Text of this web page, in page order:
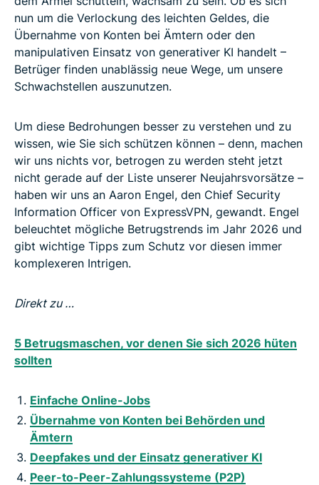
nun um die Verlockung des leichten Geldes, die
Übernahme von Konten bei Ämtern oder den
manipulativen Einsatz von generativer KI handelt –
Betrüger finden unablässig neue Wege, um unsere
Schwachstellen auszunutzen.
Um diese Bedrohungen besser zu verstehen und zu
wissen, wie Sie sich schützen können – denn, machen
wir uns nichts vor, betrogen zu werden steht jetzt
nicht gerade auf der Liste unserer Neujahrsvorsätze –
haben wir uns an Aaron Engel, den Chief Security
Information Officer von ExpressVPN, gewandt. Engel
beleuchtet mögliche Betrugstrends im Jahr 2026 und
gibt wichtige Tipps zum Schutz vor diesen immer
komplexeren Intrigen.
Direkt zu …
5 Betrugsmaschen, vor denen Sie sich 2026 hüten
sollten
Einfache Online-Jobs
Übernahme von Konten bei Behörden und
Ämtern
Deepfakes und der Einsatz generativer KI
Peer-to-Peer-Zahlungssysteme (P2P)